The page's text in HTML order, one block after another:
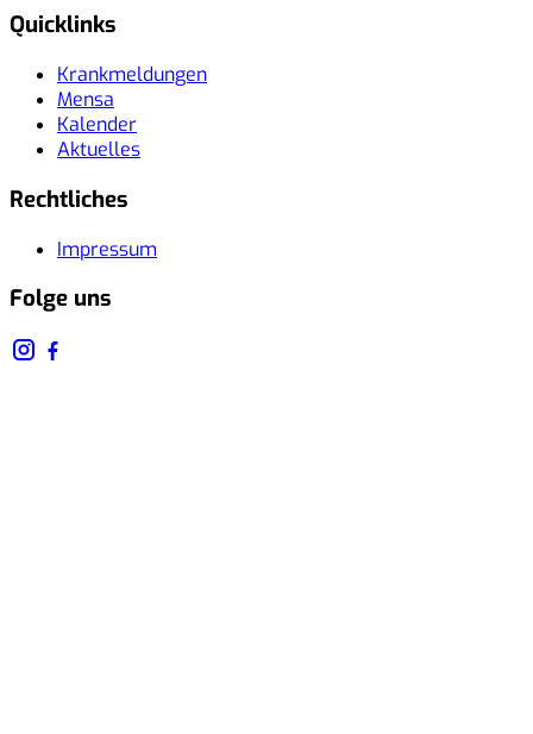
Quicklinks
Krankmeldungen
Mensa
Kalender
Aktuelles
Rechtliches
Impressum
Folge uns